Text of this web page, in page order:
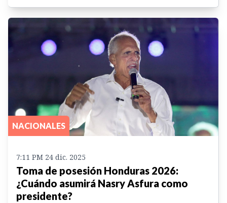
NACIONALES
7:11 PM 24 dic. 2025
Toma de posesión Honduras 2026:
¿Cuándo asumirá Nasry Asfura como
presidente?